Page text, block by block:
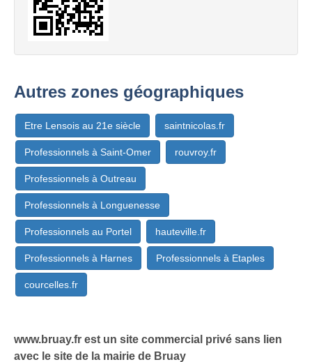
Autres zones géographiques
Etre Lensois au 21e siècle saintnicolas.fr
Professionnels à Saint-Omer rouvroy.fr
Professionnels à Outreau
Professionnels à Longuenesse
Professionnels au Portel hauteville.fr
Professionnels à Harnes Professionnels à Etaples
courcelles.fr
www.bruay.fr est un site commercial privé sans lien
avec le site de la mairie de Bruay